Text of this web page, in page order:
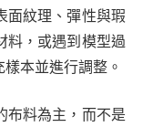
面紋理、彈性與瑕
料，或遇到模型過
本並進行調整。
布料為主，而不是